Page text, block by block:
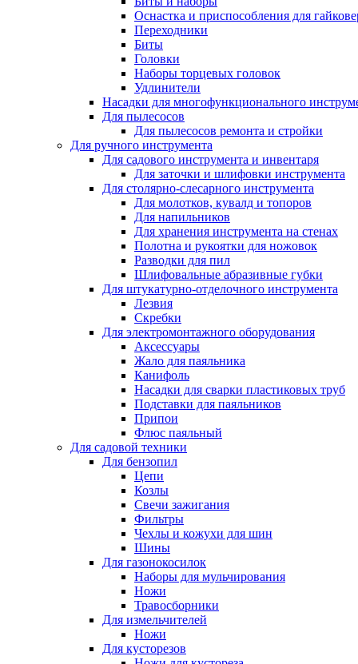
Оснастка и приспособления для
Переходники
Биты
Головки
Наборы торцевых головок
Удлинители
Насадки для многофункционального
Для пылесосов
Для пылесосов ремонта и стройки
Для ручного инструмента
Для садового инструмента и инвентаря
Для заточки и шлифовки инструмента
Для столярно-слесарного инструмента
Для молотков, кувалд и топоров
Для напильников
Для хранения инструмента на стенах
Полотна и рукоятки для ножовок
Разводки для пил
Шлифовальные абразивные губки
Для штукатурно-отделочного инструмента
Лезвия
Скребки
Для электромонтажного оборудования
Аксессуары
Жало для паяльника
Канифоль
Насадки для сварки пластиковых труб
Подставки для паяльников
Припои
Флюс паяльный
Для садовой техники
Для бензопил
Цепи
Козлы
Свечи зажигания
Фильтры
Чехлы и кожухи для шин
Шины
Для газонокосилок
Наборы для мульчирования
Ножи
Травосборники
Для измельчителей
Ножи
Для кусторезов